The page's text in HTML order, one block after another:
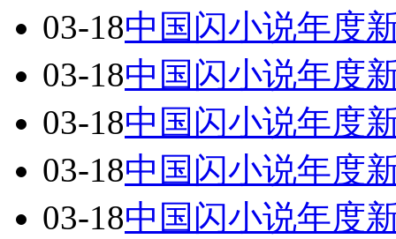
03-18中国闪小说年度
03-18中国闪小说年度
03-18中国闪小说年度
03-18中国闪小说年度
03-18中国闪小说年度